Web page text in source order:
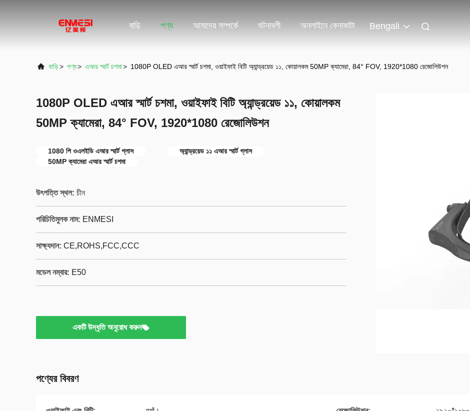
বাড়ি পণ্য আমাদের সম্পর্কে ঘটনাবলী অনলাইনে কেনাকাটা Bengali
বাড়ি> পণ্য> এআর স্মার্ট চশমা> 1080P OLED এআর স্মার্ট চশমা, ওয়াইফাই বিটি অ্যান্ড্রয়েড ১১, কোয়ালকম 50MP ক্যামেরা, 84° FOV, 1920*1080 রেজোলিউশন
1080P OLED এআর স্মার্ট চশমা, ওয়াইফাই বিটি অ্যান্ড্রয়েড ১১, কোয়ালকম
50MP ক্যামেরা, 84° FOV, 1920*1080 রেজোলিউশন
1080 পি ওএলইডি এআর স্মার্ট গ্লাস
অ্যান্ড্রয়েড ১১ এআর স্মার্ট গ্লাস
50MP ক্যামেরা এআর স্মার্ট চশমা
উৎপত্তি স্থল: চীন
পরিচিতিমুলক নাম: ENMESI
সাক্ষ্যদান: CE,ROHS,FCC,CCC
মডেল নম্বার: E50
একটি উদ্ধৃতি অনুরোধ করুন
পণ্যের বিবরণ